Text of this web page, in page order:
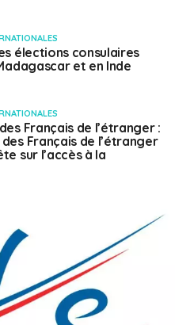
élections consulaires
et en Inde
Français de l’étranger :
des Français de l’étranger
sur l’accès à la